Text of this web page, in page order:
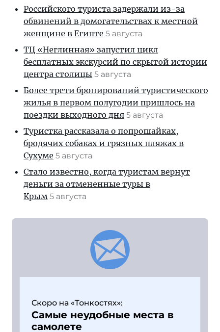
Российского туриста задержали из-за
обвинений в домогательствах к местной
женщине в Египте 5 августа
ТЦ «Неглинная» запустил цикл
бесплатных экскурсий по скрытой истории
центра столицы 5 августа
Более трети бронирований туристического
жилья в первом полугодии пришлось на
поездки выходного дня 5 августа
Туристка рассказала о попрошайках,
бродячих собаках и грязных пляжах в
Сухуме 5 августа
Стало известно, когда туристам вернут
деньги за отмененные туры в
Крым 5 августа
Скоро на «Тонкостях»:
Самые неудобные места в
самолете